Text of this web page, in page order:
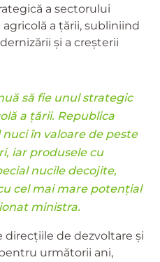
a sectorului
a țării, subliniind
și a creșterii
să fie unul strategic
a țării. Republica
în valoare de peste
iar produsele cu
nucile decojite,
cel mai mare potențial
ministra.
direcțiile de dezvoltare și
următorii ani,